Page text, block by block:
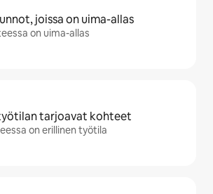
joissa on uima-allas
on uima-allas
tarjoavat kohteet
on erillinen työtila